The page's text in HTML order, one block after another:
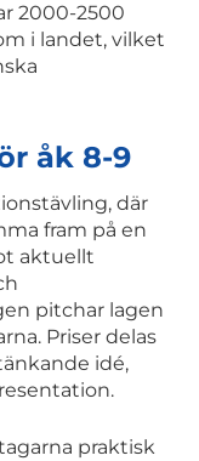
2000-2500
i landet, vilket
åk 8-9
där
fram på en
aktuellt
pitchar lagen
Priser delas
idé,
praktisk